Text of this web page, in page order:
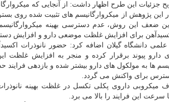
جزئیات این طرح اظهار داشت: از آنجایی كه
این پژوهش از میكروارگانیسم های تثبیت شده روی
ضعف این روش، عدم دسترسی بهینه
برای افزایش غلظت موضعی دارو و افزایش
دانشگاه گیلان اضافه كرد: حضور نانوذرات
دارو پیوند برقرار كرده و منجر به افزایش غلظت
ها به مولكول های دارو بیشتر شده و بازدهی
برای واكنش می گردد.
سرعت این فرایند را بالا می برد.